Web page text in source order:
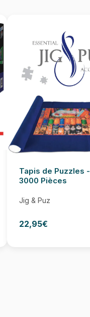
Tapis de Puzzles
3000 Pièces
Jig & Puz
22,95€